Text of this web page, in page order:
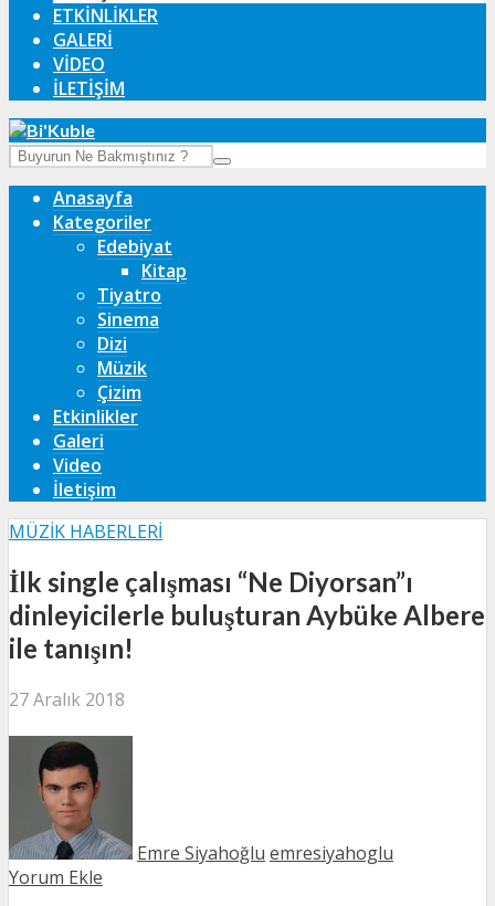
ETKINLIKLER
GALERI
VIDEO
İLETIŞIM
Anasayfa
Kategoriler
Edebiyat
Kitap
Tiyatro
Sinema
Dizi
Müzik
Çizim
Etkinlikler
Galeri
Video
İletişim
MÜZIK HABERLERI
İlk single çalışması “Ne Diyorsan”ı
dinleyicilerle buluşturan Aybüke Albere
ile tanışın!
27 Aralık 2018
Emre Siyahoğlu emresiyahoglu
Yorum Ekle